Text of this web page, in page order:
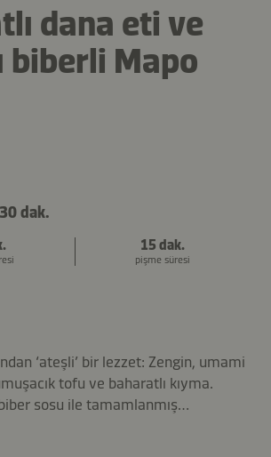
dana eti ve
biberli Mapo
30 dak.
15 dak.
pişme süresi
‘ateşli’ bir lezzet: Zengin, umami
tofu ve baharatlı kıyma.
sosu ile tamamlanmış…